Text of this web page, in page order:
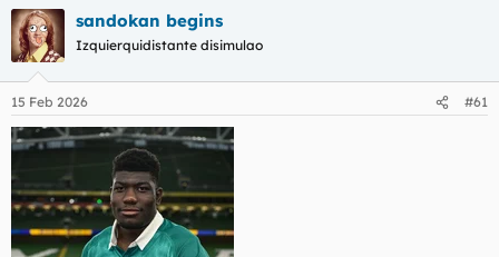
sandokan begins
Izquierquidistante disimulao
15 Feb 2026 #61